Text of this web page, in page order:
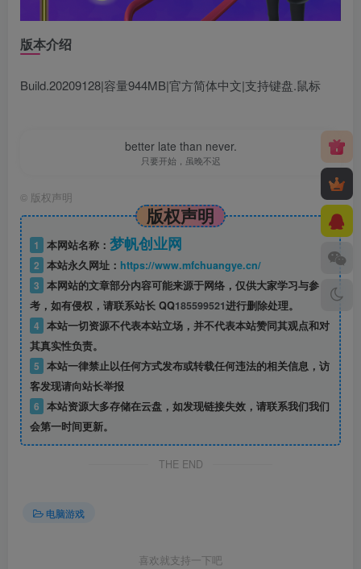
版本介绍
Build.20209128|容量944MB|官方简体中文|支持键盘.鼠标
better late than never.
只要开始，虽晚不迟
© 版权声明
版权声明
1 本网站名称： 梦帆创业网
2 本站永久网址： https://www.mfchuangye.cn/
3 本网站的文章部分内容可能来源于网络，仅供大家学习与参
考，如有侵权，请联系站长 QQ185599521进行删除处理。
4 本站一切资源不代表本站立场，并不代表本站赞同其观点和对
其真实性负责。
5 本站一律禁止以任何方式发布或转载任何违法的相关信息，访
客发现请向站长举报
6 本站资源大多存储在云盘，如发现链接失效，请联系我们我们
会第一时间更新。
THE END
电脑游戏
喜欢就支持一下吧